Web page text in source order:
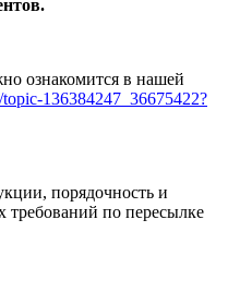
ознакомится в нашей
136384247_36675422?
порядочность и
требований по пересылке